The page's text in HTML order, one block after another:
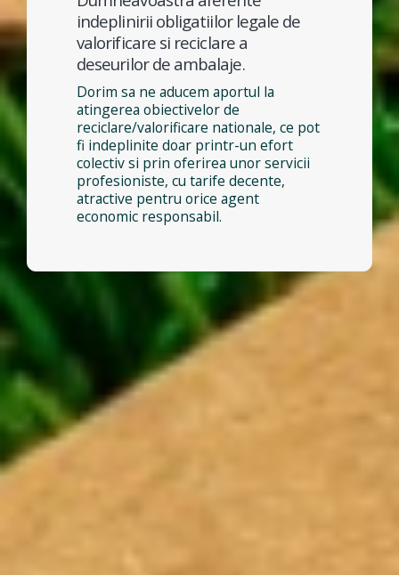
indeplinirii obligatiilor legale de
valorificare si reciclare a
deseurilor de ambalaje.
Dorim sa ne aducem aportul la
atingerea obiectivelor de
reciclare/valorificare nationale, ce pot
fi indeplinite doar printr-un efort
colectiv si prin oferirea unor servicii
profesioniste, cu tarife decente,
atractive pentru orice agent
economic responsabil.